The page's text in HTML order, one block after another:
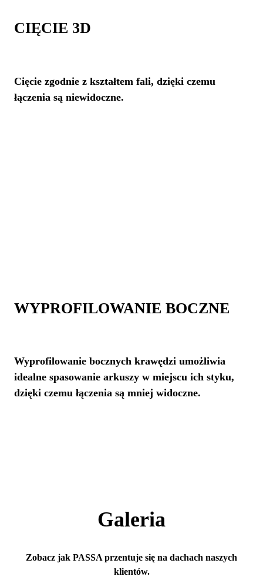
CIĘCIE 3D
Cięcie zgodnie z kształtem fali, dzięki czemu
łączenia są niewidoczne.
WYPROFILOWANIE BOCZNE
Wyprofilowanie bocznych krawędzi umożliwia
idealne spasowanie arkuszy w miejscu ich styku,
dzięki czemu łączenia są mniej widoczne.
Galeria
Zobacz jak PASSA przentuje się na dachach naszych
klientów.